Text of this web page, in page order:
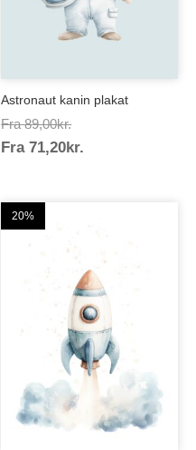
Astronaut kanin plakat
Fra 89,00kr.Prisinterval:
89,00kr.
Fra 71,20kr.
20%